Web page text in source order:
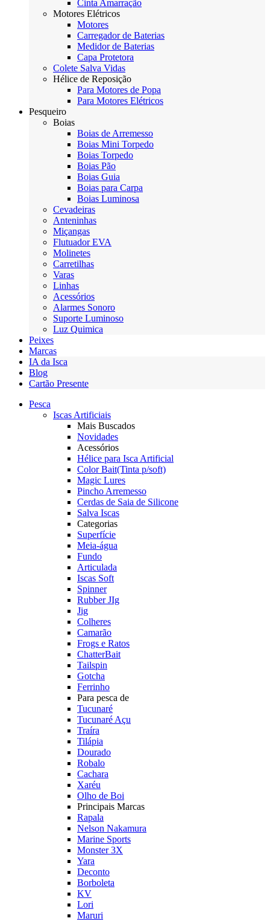
Cinta Amarração
Motores Elétricos
Motores
Carregador de Baterias
Medidor de Baterias
Capa Protetora
Colete Salva Vidas
Hélice de Reposição
Para Motores de Popa
Para Motores Elétricos
Pesqueiro
Boias
Boias de Arremesso
Boias Mini Torpedo
Boias Torpedo
Boias Pão
Boias Guia
Boias para Carpa
Boias Luminosa
Cevadeiras
Anteninhas
Miçangas
Flutuador EVA
Molinetes
Carretilhas
Varas
Linhas
Acessórios
Alarmes Sonoro
Suporte Luminoso
Luz Quimica
Peixes
Marcas
IA da Isca
Blog
Cartão Presente
Pesca
Iscas Artificiais
Mais Buscados
Novidades
Acessórios
Hélice para Isca Artificial
Color Bait(Tinta p/soft)
Magic Lures
Pincho Arremesso
Cerdas de Saia de Silicone
Salva Iscas
Categorias
Superfície
Meia-água
Fundo
Articulada
Iscas Soft
Spinner
Rubber JIg
Jig
Colheres
Camarão
Frogs e Ratos
ChatterBait
Tailspin
Gotcha
Ferrinho
Para pesca de
Tucunaré
Tucunaré Açu
Traíra
Tilápia
Dourado
Robalo
Cachara
Xaréu
Olho de Boi
Principais Marcas
Rapala
Nelson Nakamura
Marine Sports
Monster 3X
Yara
Deconto
Borboleta
KV
Lori
Maruri